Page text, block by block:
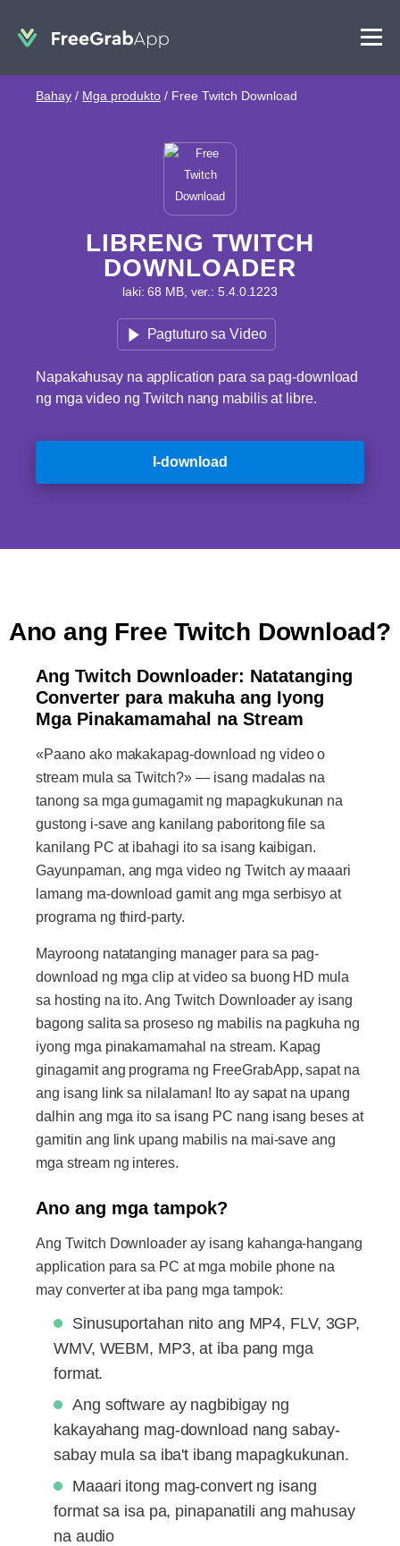
Bahay / Mga produkto / Free Twitch Download
LIBRENG TWITCH
DOWNLOADER
laki: 68 MB, ver.: 5.4.0.1223
Pagtuturo sa Video
Napakahusay na application para sa pag-download
ng mga video ng Twitch nang mabilis at libre.
I-download
Ano ang Free Twitch Download?
Ang Twitch Downloader: Natatanging
Converter para makuha ang Iyong
Mga Pinakamamahal na Stream
«Paano ako makakapag-download ng video o
stream mula sa Twitch?» — isang madalas na
tanong sa mga gumagamit ng mapagkukunan na
gustong i-save ang kanilang paboritong file sa
kanilang PC at ibahagi ito sa isang kaibigan.
Gayunpaman, ang mga video ng Twitch ay maaari
lamang ma-download gamit ang mga serbisyo at
programa ng third-party.
Mayroong natatanging manager para sa pag-
download ng mga clip at video sa buong HD mula
sa hosting na ito. Ang Twitch Downloader ay isang
bagong salita sa proseso ng mabilis na pagkuha ng
iyong mga pinakamamahal na stream. Kapag
ginagamit ang programa ng FreeGrabApp, sapat na
ang isang link sa nilalaman! Ito ay sapat na upang
dalhin ang mga ito sa isang PC nang isang beses at
gamitin ang link upang mabilis na mai-save ang
mga stream ng interes.
Ano ang mga tampok?
Ang Twitch Downloader ay isang kahanga-hangang
application para sa PC at mga mobile phone na
may converter at iba pang mga tampok:
Sinusuportahan nito ang MP4, FLV, 3GP,
WMV, WEBM, MP3, at iba pang mga
format.
Ang software ay nagbibigay ng
kakayahang mag-download nang sabay-
sabay mula sa iba't ibang mapagkukunan.
Maaari itong mag-convert ng isang
format sa isa pa, pinapanatili ang mahusay
na audio